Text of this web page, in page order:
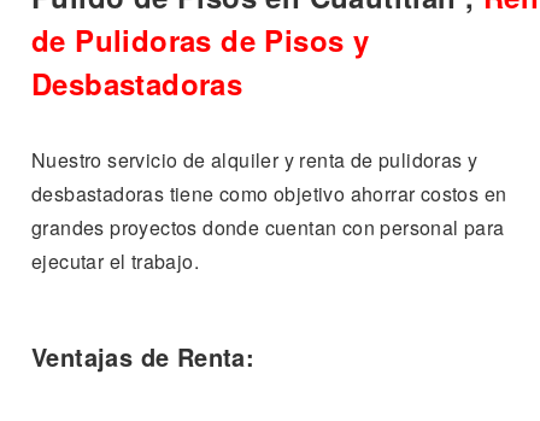
de Pulidoras de Pisos y
Desbastadoras
Nuestro servicio de alquiler y renta de pulidoras y
desbastadoras tiene como objetivo ahorrar costos en
grandes proyectos donde cuentan con personal para
ejecutar el trabajo.
Ventajas de Renta: